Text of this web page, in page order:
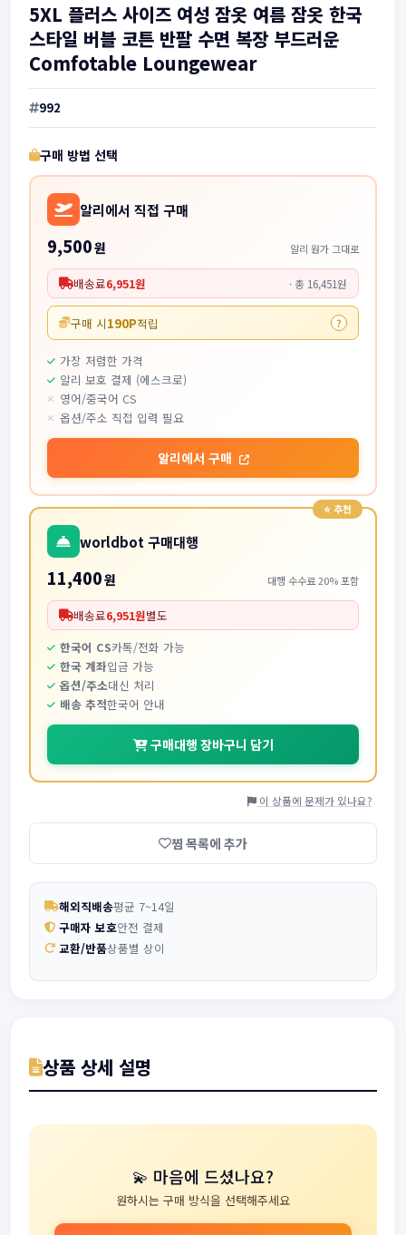
5XL 플러스 사이즈 여성 잠옷 여름 잠옷 한국
스타일 버블 코튼 반팔 수면 복장 부드러운
Comfotable Loungewear
992
구매 방법 선택
알리에서 직접 구매
9,500원 알리 원가 그대로
배송료6,951원 · 총 16,451원
구매 시190P적립 ?
가장 저렴한 가격
알리 보호 결제 (에스크로)
영어/중국어 CS
옵션/주소 직접 입력 필요
알리에서 구매
worldbot 구매대행
11,400원 대행 수수료 20% 포함
배송료6,951원별도
한국어 CS카톡/전화 가능
한국 계좌입금 가능
옵션/주소대신 처리
배송 추적한국어 안내
구매대행 장바구니 담기
이 상품에 문제가 있나요?
찜 목록에 추가
해외직배송평균 7~14일
구매자 보호안전 결제
교환/반품상품별 상이
상품 상세 설명
💫 마음에 드셨나요?
원하시는 구매 방식을 선택해주세요